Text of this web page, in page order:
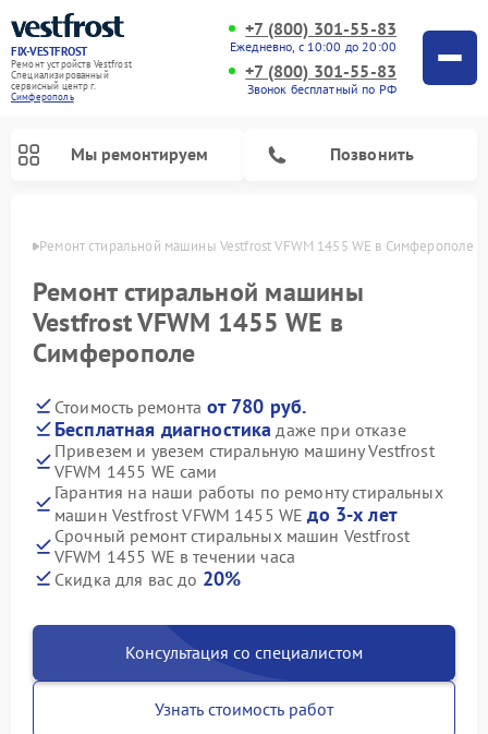
FIX-VESTFROST
Ремонт устройств Vestfrost
Специализированный
cервисный центр г.
Симферополь
+7 (800) 301-55-83
Ежедневно, с 10:00 до 20:00
+7 (800) 301-55-83
Звонок бесплатный по РФ
Мы ремонтируем Позвонить
Ремонт стиральной машины Vestfrost VFWM 1455 WE в Симферополе
Ремонт стиральной машины
Vestfrost VFWM 1455 WE в
Симферополе
Стоимость ремонта от 780 руб.
Бесплатная диагностика даже при отказе
Привезем и увезем стиральную машину Vestfrost
VFWM 1455 WE сами
Гарантия на наши работы по ремонту стиральных
машин Vestfrost VFWM 1455 WEдо 3-х лет
Срочный ремонт стиральных машин Vestfrost
VFWM 1455 WE в течении часа
Скидка для вас до 20%
Консультация со специалистом
Узнать стоимость работ